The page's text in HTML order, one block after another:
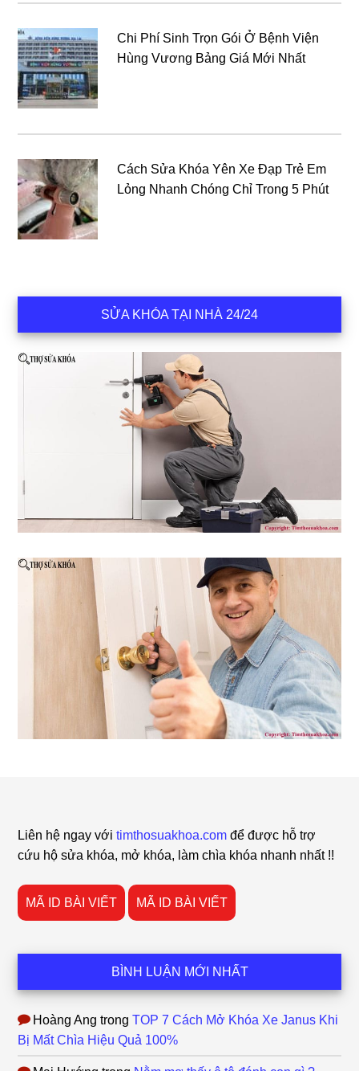
Chi Phí Sinh Trọn Gói Ở Bệnh Viện
Hùng Vương Bảng Giá Mới Nhất
Cách Sửa Khóa Yên Xe Đạp Trẻ Em
Lỏng Nhanh Chóng Chỉ Trong 5 Phút
SỬA KHÓA TẠI NHÀ 24/24
Liên hệ ngay vớitimthosuakhoa.com để được hỗ trợ
cứu hộ sửa khóa, mở khóa, làm chìa khóa nhanh nhất !!
MÃ ID BÀI VIẾT MÃ ID BÀI VIẾT
BÌNH LUẬN MỚI NHẤT
Hoàng Ang trongTOP 7 Cách Mở Khóa Xe Janus Khi
Bị Mất Chìa Hiệu Quả 100%